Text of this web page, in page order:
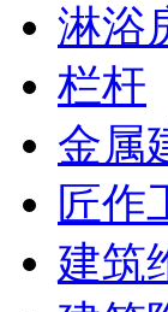
淋浴
栏杆
金属
匠作
建筑